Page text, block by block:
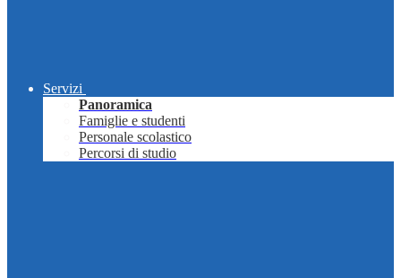
Servizi
Panoramica
Famiglie e studenti
Personale scolastico
Percorsi di studio